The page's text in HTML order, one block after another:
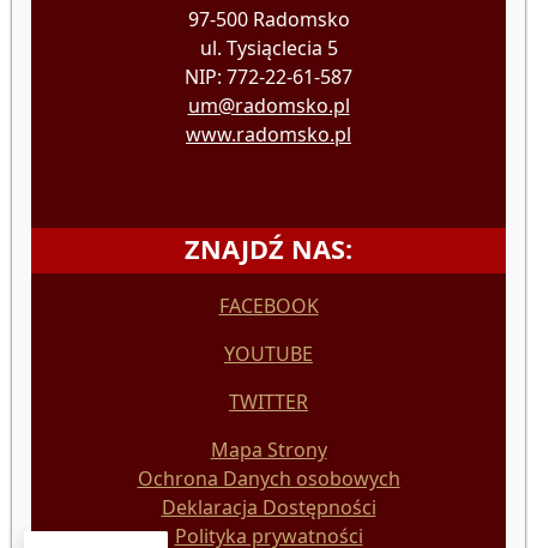
97-500 Radomsko
ul. Tysiąclecia 5
NIP: 772-22-61-587
um@radomsko.pl
www.radomsko.pl
ZNAJDŹ NAS:
FACEBOOK
YOUTUBE
TWITTER
Mapa Strony
Ochrona Danych osobowych
Deklaracja Dostępności
Polityka prywatności